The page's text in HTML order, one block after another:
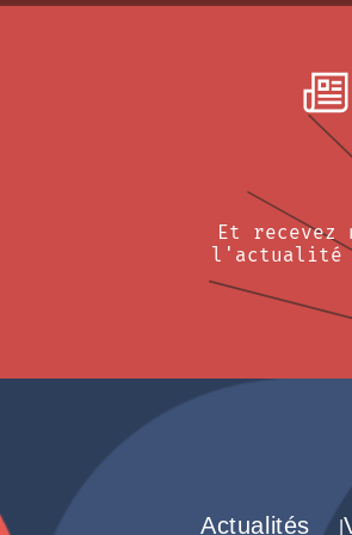
Et
l'actualité
Actualités